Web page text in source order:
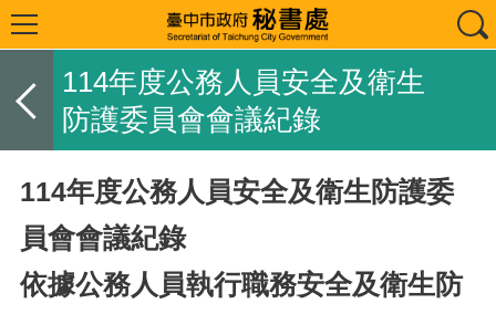
114年度公務人員安全及衛生
防護委員會會議紀錄
114年度公務人員安全及衛生防護委
員會會議紀錄
依據公務人員執行職務安全及衛生防